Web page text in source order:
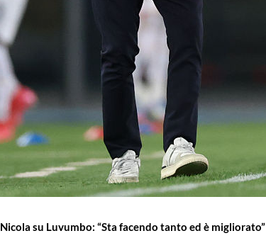
Nicola su Luvumbo: “Sta facendo tanto ed è migliorato”